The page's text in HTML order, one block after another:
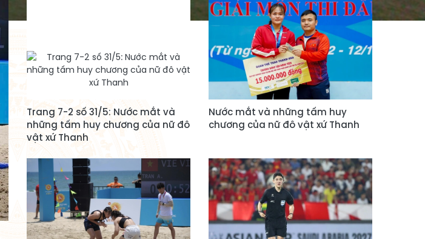
Trang 7-2 số 31/5: Nước mắt và
những tấm huy chương của nữ đô
vật xứ Thanh
Nước mắt và những tấm huy
chương của nữ đô vật xứ Thanh